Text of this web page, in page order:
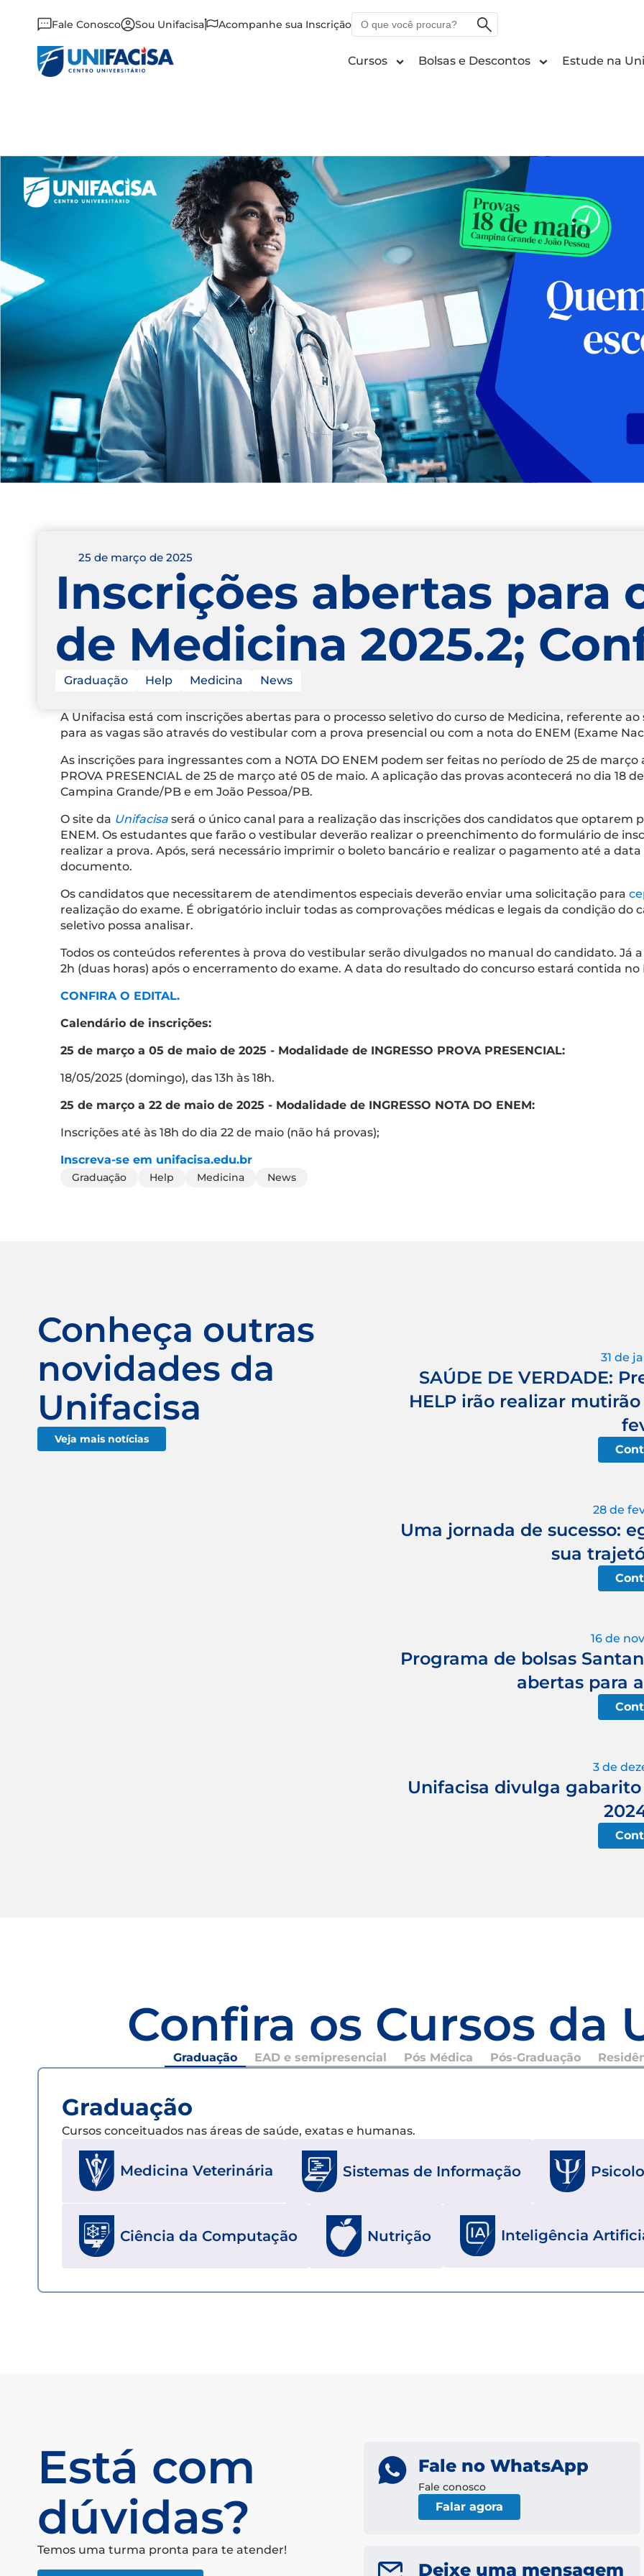
Fale Conosco Sou Unifacisa Acompanhe sua Inscrição
que
procura?
Cursos Bolsas e Descontos Estude na
25 de março de 2025
Inscrições abertas para
de Medicina 2025.2;
Graduação Help Medicina News
A Unifacisa está com inscrições abertas para o processo seletivo do curso de Medicina, referente
para as vagas são através do vestibular com a prova presencial ou com a nota do ENEM (Exame
As inscrições para ingressantes com a NOTA DO ENEM podem ser feitas no período de 25 de
PROVA PRESENCIAL de 25 de março até 05 de maio. A aplicação das provas acontecerá no dia 18
Campina Grande/PB e em João Pessoa/PB.
O site da Unifacisa será o único canal para a realização das inscrições dos candidatos que optarem
ENEM. Os estudantes que farão o vestibular deverão realizar o preenchimento do formulário de
realizar a prova. Após, será necessário imprimir o boleto bancário e realizar o pagamento até a
documento.
Os candidatos que necessitarem de atendimentos especiais deverão enviar uma solicitação para
realização do exame. É obrigatório incluir todas as comprovações médicas e legais da condição do
seletivo possa analisar.
Todos os conteúdos referentes à prova do vestibular serão divulgados no manual do candidato. Já
2h (duas horas) após o encerramento do exame. A data do resultado do concurso estará contida
CONFIRA O EDITAL.
Calendário de inscrições:
25 de março a 05 de maio de 2025 - Modalidade de INGRESSO PROVA PRESENCIAL:
18/05/2025 (domingo), das 13h às 18h.
25 de março a 22 de maio de 2025 - Modalidade de INGRESSO NOTA DO ENEM:
Inscrições até às 18h do dia 22 de maio (não há provas);
Inscreva-se em unifacisa.edu.br
Graduação Help Medicina News
Conheça outras
novidades da
Unifacisa
Veja mais notícias
31 de
SAÚDE DE VERDADE:
HELP irão realizar
28 de
Uma jornada de sucesso:
sua
16 de
Programa de bolsas
abertas para
3 de
Unifacisa divulga
Confira os Cursos da
Graduação EAD e semipresencial Pós Médica Pós-Graduação
Graduação
Cursos conceituados nas áreas de saúde, exatas e humanas.
Medicina Veterinária Sistemas de Informação
Ciência da Computação Nutrição Inteligência
Está com
dúvidas?
Temos uma turma pronta para te atender!
Fale no WhatsApp
Fale conosco
Falar agora
Deixe uma mensagem